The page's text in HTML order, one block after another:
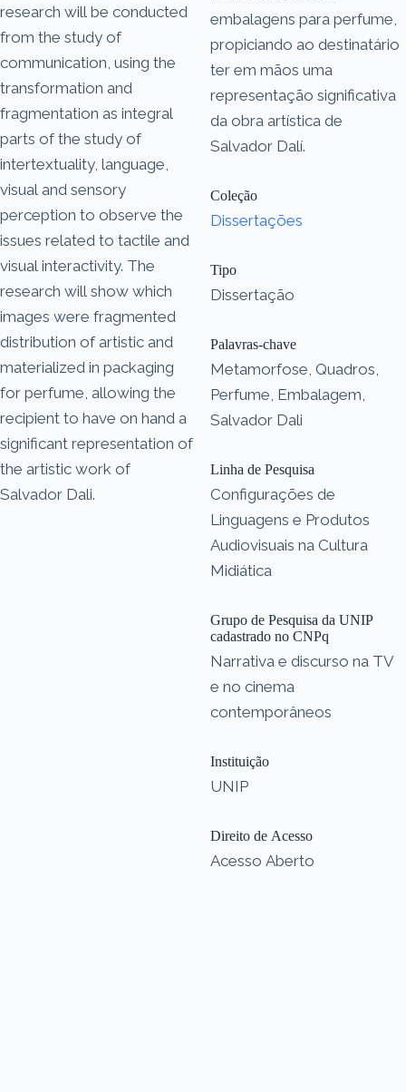
research will be conducted
from the study of
communication, using the
transformation and
fragmentation as integral
parts of the study of
intertextuality, language,
visual and sensory
perception to observe the
issues related to tactile and
visual interactivity. The
research will show which
images were fragmented
distribution of artistic and
materialized in packaging
for perfume, allowing the
recipient to have on hand a
significant representation of
the artistic work of
Salvador Dali.
embalagens para perfume,
propiciando ao destinatário
ter em mãos uma
representação significativa
da obra artística de
Salvador Dalí.
Coleção
Dissertações
Tipo
Dissertação
Palavras-chave
Metamorfose, Quadros,
Perfume, Embalagem,
Salvador Dali
Linha de Pesquisa
Configurações de
Linguagens e Produtos
Audiovisuais na Cultura
Midiática
Grupo de Pesquisa da UNIP
cadastrado no CNPq
Narrativa e discurso na TV
e no cinema
contemporâneos
Instituição
UNIP
Direito de Acesso
Acesso Aberto